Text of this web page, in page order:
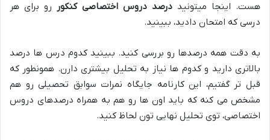
هست. اینجا میتونید درصد دروس اختصاصی کنکور رو برای هر
درسی که امتحان دادید، ببینید.
به دقت همه درصدها رو بررسی کنید. ببینید کدوم درس ها درصد
بالاتری دارید و کدوم ها نیاز به تحلیل بیشتری دارن. همونطور که
قبل تر گفتیم، این کارنامه جایگاه نمرات سوابق تحصیلی رو هم
مشخص می کنه که باید اون ها رو هم به همراه درصدهای دروس
اختصاصی، توی تحلیل نهایی تون لحاظ کنید.